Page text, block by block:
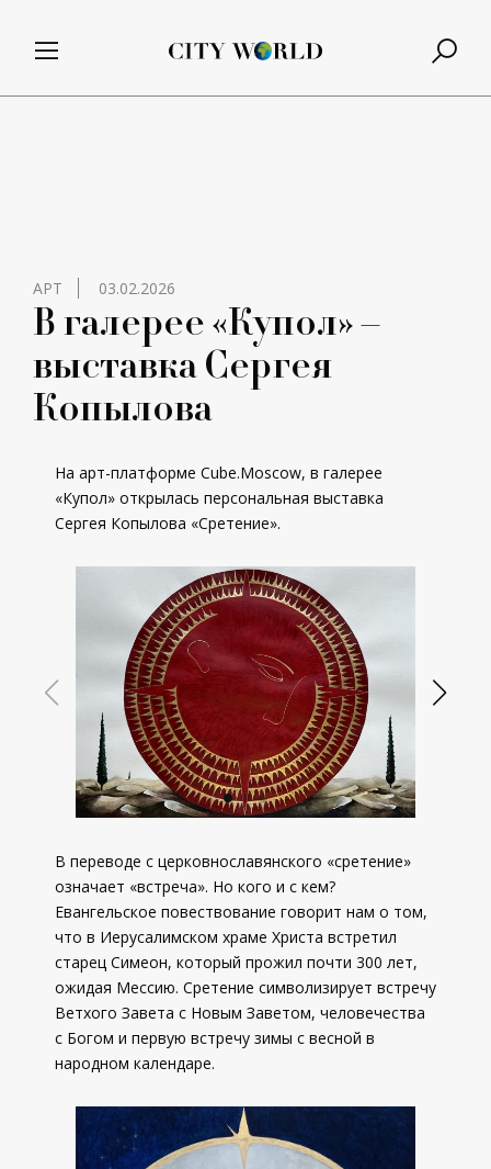
АРТ 03.02.2026
В галерее «Купол» –
выставка Сергея
Копылова
На арт-платформе Cube.Moscow, в галерее
«Купол» открылась персональная выставка
Сергея Копылова «Сретение».
В переводе с церковнославянского «сретение»
означает «встреча». Но кого и с кем?
Евангельское повествование говорит нам о том,
что в Иерусалимском храме Христа встретил
старец Симеон, который прожил почти 300 лет,
ожидая Мессию. Сретение символизирует встречу
Ветхого Завета с Новым Заветом, человечества
с Богом и первую встречу зимы с весной в
народном календаре.